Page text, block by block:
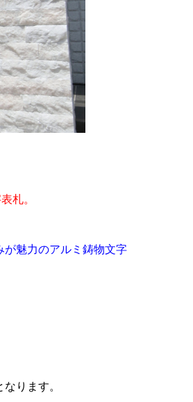
札。
魅力のアルミ鋳物文字
ります。